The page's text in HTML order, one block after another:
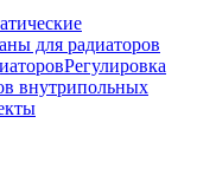
для радиаторов
Регулировка
внутрипольных